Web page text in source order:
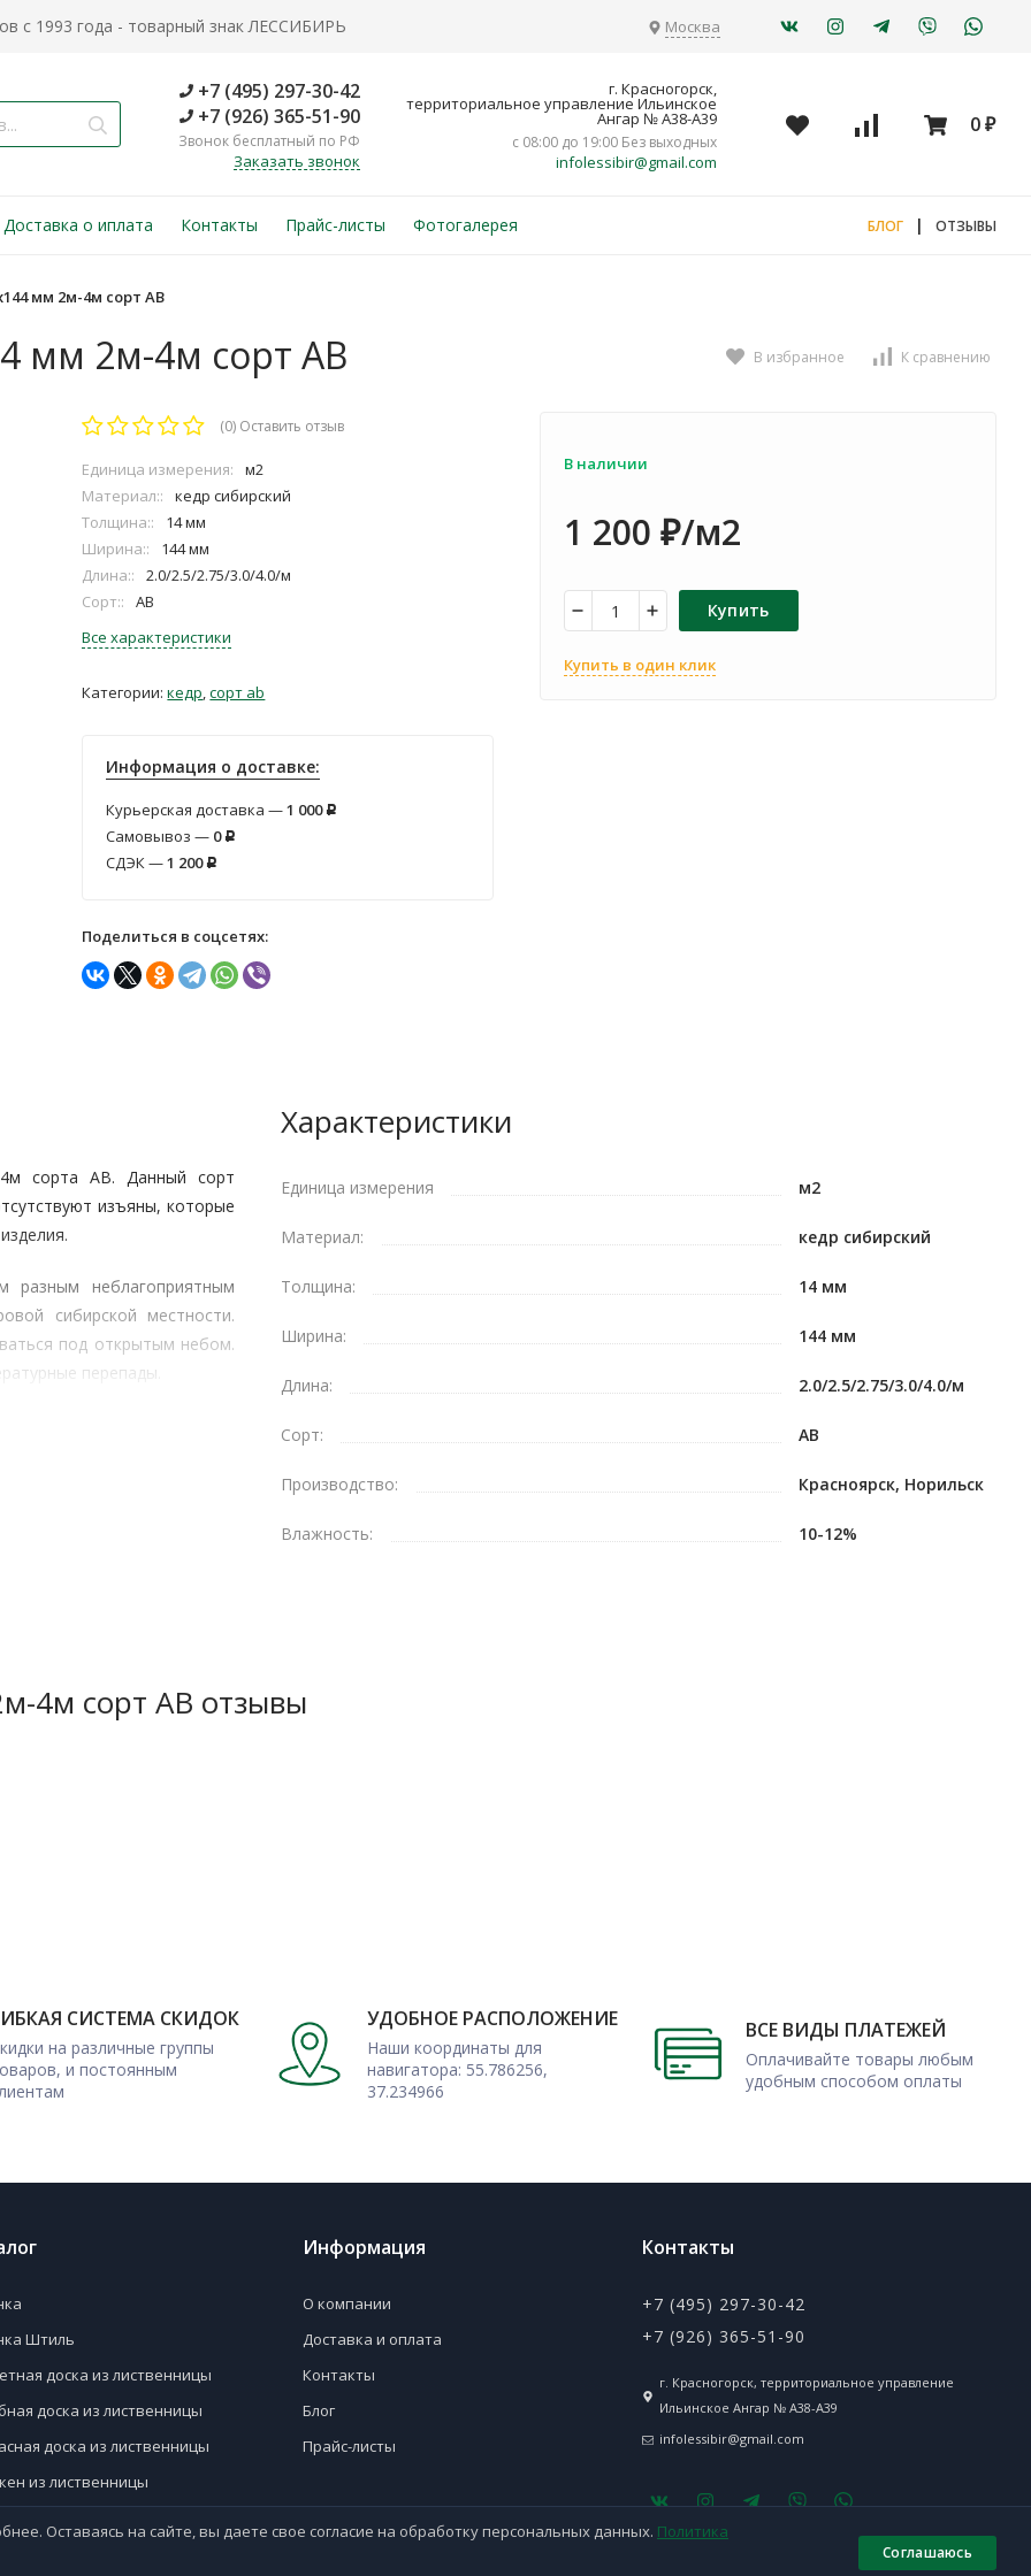
с 1993 года - товарный знак ЛЕССИБИРЬ Москва
+7 (495) 297-30-42
+7 (926) 365-51-90
Звонок бесплатный по РФ
Заказать звонок
г. Красногорск,
территориальное управление Ильинское
Ангар № А38-А39
с 08:00 до 19:00 Без выходных
infolessibir@gmail.com
0 ₽
Доставка о иплата Контакты Прайс-листы Фотогалерея БЛОГ | ОТЗЫВЫ
мм 2м-4м сорт АВ
мм 2м-4м сорт АВ В избранное К сравнению
(0) Оставить отзыв
Единица измерения:
м2
Материал::
кедр сибирский
Толщина::
14 мм
Ширина::
144 мм
Длина::
2.0/2.5/2.75/3.0/4.0/м
Сорт::
АВ
Все характеристики
Категории:кедр,сорт аb
Информация о доставке:
Курьерская доставка —1 000 Р
Самовывоз — 0 Р
СДЭК —1 200 Р
Поделиться в соцсетях:
В наличии
1 200 ₽/м2
Купить
Купить в один клик
сорта АВ. Данный сорт
изъяны, которые
разным неблагоприятным
сибирской местности.
под открытым небом.
перепады.
Она обладает
такую вагонку оптом для
древесины.
Характеристики
Единица измерения м2
Материал: кедр сибирский
Толщина: 14 мм
Ширина: 144 мм
Длина: 2.0/2.5/2.75/3.0/4.0/м
Сорт: АВ
Производство: Красноярск, Норильск
Влажность: 10-12%
4м сорт АВ отзывы
СИСТЕМА СКИДОК
на различные группы
и постоянным
УДОБНОЕ РАСПОЛОЖЕНИЕ
Наши координаты для
навигатора: 55.786256,
37.234966
ВСЕ ВИДЫ ПЛАТЕЖЕЙ
Оплачивайте товары любым
удобным способом оплаты
Штиль
доска из лиственницы
доска из лиственницы
доска из лиственницы
из лиственницы
Информация
О компании
Доставка и оплата
Контакты
Блог
Прайс-листы
Контакты
+7 (495) 297-30-42
+7 (926) 365-51-90
г. Красногорск, территориальное управление
Ильинское Ангар № А38-А39
infolessibir@gmail.com
Оставаясь на сайте, вы даете свое согласие на обработку персональных данных. Политика
Соглашаюсь